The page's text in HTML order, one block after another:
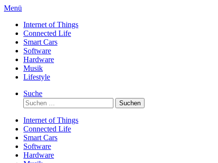
Direkt
Inhalt
Menü
Internet of Things
Connected Life
Smart Cars
Software
Hardware
Musik
Lifestyle
Suche
Suchen
nach:
Internet of Things
Connected Life
Smart Cars
Software
Hardware